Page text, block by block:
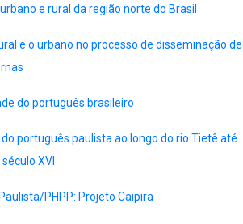
e rural da região norte do Brasil
e o urbano no processo de disseminação de
do português brasileiro
português paulista ao longo do rio Tietê até
XVI
PHPP: Projeto Caipira